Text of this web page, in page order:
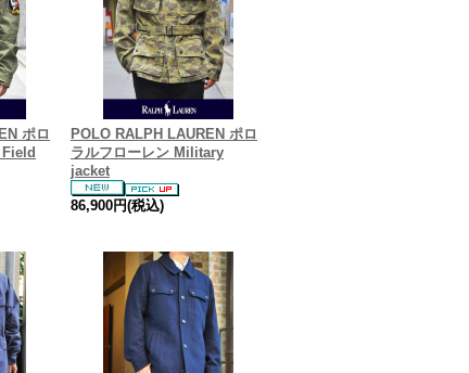
ポロ
Field
POLO RALPH LAUREN ポロ
ラルフローレン Military
jacket
86,900円(税込)